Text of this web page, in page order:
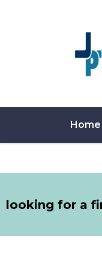
Home
looking for a